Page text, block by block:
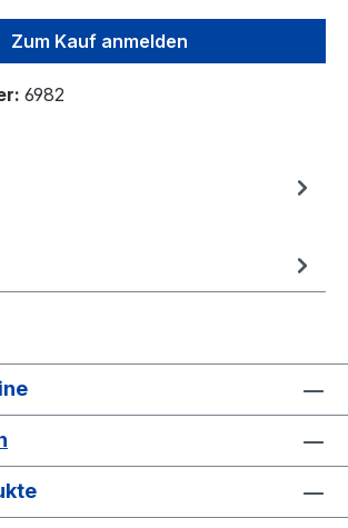
Zum Kauf anmelden
6982